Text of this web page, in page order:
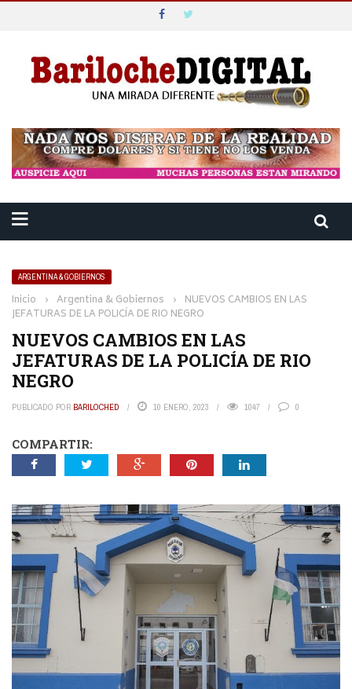
ARGENTINA & GOBIERNOS
Inicio › Argentina & Gobiernos › NUEVOS CAMBIOS EN LAS
JEFATURAS DE LA POLICÍA DE RIO NEGRO
NUEVOS CAMBIOS EN LAS
JEFATURAS DE LA POLICÍA DE RIO
NEGRO
PUBLICADO POR BARILOCHED 10 ENERO, 2023 1047 0
COMPARTIR: